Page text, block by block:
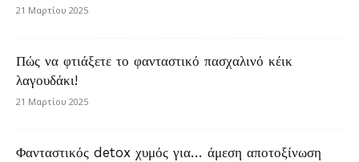
21 Μαρτίου 2025
Πώς να φτιάξετε το φανταστικό πασχαλινό κέικ
λαγουδάκι!
21 Μαρτίου 2025
Φανταστικός detox χυμός για… άμεση αποτοξίνωση